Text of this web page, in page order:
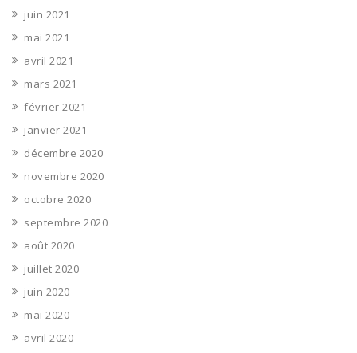
juin 2021
mai 2021
avril 2021
mars 2021
février 2021
janvier 2021
décembre 2020
novembre 2020
octobre 2020
septembre 2020
août 2020
juillet 2020
juin 2020
mai 2020
avril 2020